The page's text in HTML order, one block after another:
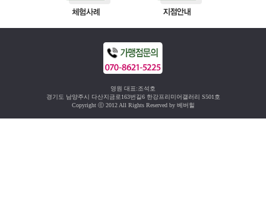
영원 대표:조석호
경기도 남양주시 다산지금로163번길6 한강프리미어갤러리 S501호
Copyright ⓒ 2012 All Rights Reserved by 베버힐